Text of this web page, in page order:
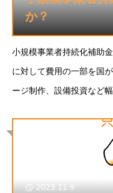
か？
小規模事業者持続化補助
に対して費用の一部を国
ージ制作、設備投資など
2023.11.9